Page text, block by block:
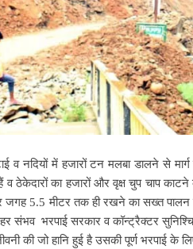
व नदियों में हजारों टन मलबा डालने से
का हजारों और वृक्ष चुप चाप काटने
5.5 मीटर तक ही रखने का सख्त पालन
हर संभव भरपाई सरकार व कॉन्ट्रैक्टर
की जो हानि हुई है उसकी पूर्ण भरपाई के